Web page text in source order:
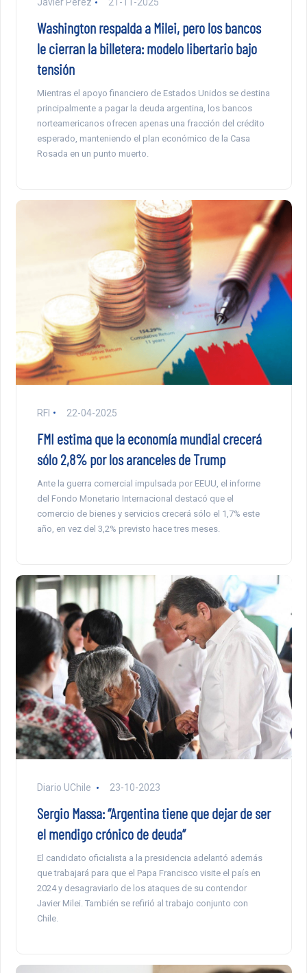
Washington respalda a Milei, pero los bancos
le cierran la billetera: modelo libertario bajo
tensión
Mientras el apoyo financiero de Estados Unidos se destina
principalmente a pagar la deuda argentina, los bancos
norteamericanos ofrecen apenas una fracción del crédito
esperado, manteniendo el plan económico de la Casa
Rosada en un punto muerto.
RFI 22-04-2025
FMI estima que la economía mundial crecerá
sólo 2,8% por los aranceles de Trump
Ante la guerra comercial impulsada por EEUU, el informe
del Fondo Monetario Internacional destacó que el
comercio de bienes y servicios crecerá sólo el 1,7% este
año, en vez del 3,2% previsto hace tres meses.
Diario UChile 23-10-2023
Sergio Massa: “Argentina tiene que dejar de ser
el mendigo crónico de deuda”
El candidato oficialista a la presidencia adelantó además
que trabajará para que el Papa Francisco visite el país en
2024 y desagraviarlo de los ataques de su contendor
Javier Milei. También se refirió al trabajo conjunto con
Chile.